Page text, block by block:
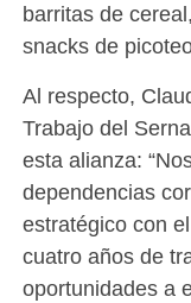
barritas de
snacks de
Al respecto,
Trabajo del
esta alianza:
dependencias
estratégico con
cuatro años de
oportunidades a